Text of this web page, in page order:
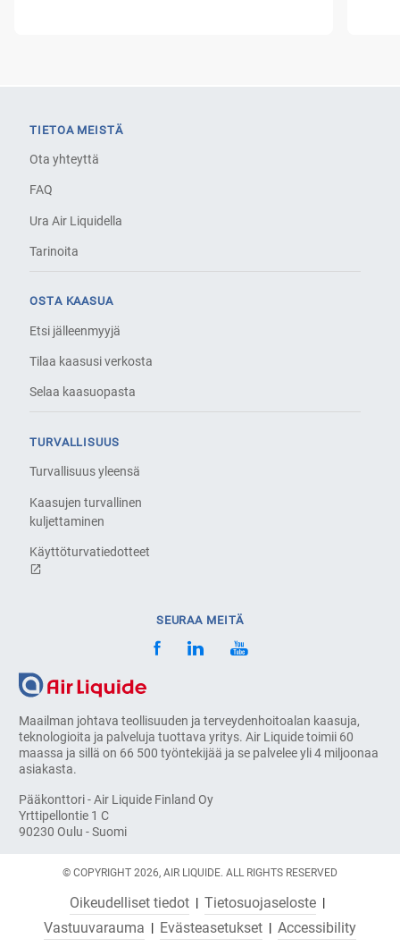
Maailman johtava teollisuuden ja terveydenhoitoalan kaasuja,
teknologioita ja palveluja tuottava yritys. Air Liquide toimii 60
maassa ja sillä on 66 500 työntekijää ja se palvelee yli 4 miljoonaa
asiakasta.
Pääkonttori - Air Liquide Finland Oy
Yrttipellontie 1 C
90230 Oulu - Suomi
TIETOA MEISTÄ
Ota yhteyttä
FAQ
Ura Air Liquidella
Tarinoita
OSTA KAASUA
Etsi jälleenmyyjä
Tilaa kaasusi verkosta
Selaa kaasuopasta
TURVALLISUUS
Turvallisuus yleensä
Kaasujen turvallinen
kuljettaminen
Käyttöturvatiedotteet
SEURAA MEITÄ
© COPYRIGHT 2026, AIR LIQUIDE. ALL RIGHTS RESERVED
Oikeudelliset tiedot
Tietosuojaseloste
Vastuuvarauma
Evästeasetukset Accessibility